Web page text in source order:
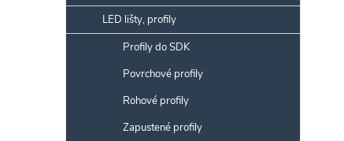
LED lišty, profily
Profily do SDK
Povrchové profily
Rohové profily
Zapustené profily